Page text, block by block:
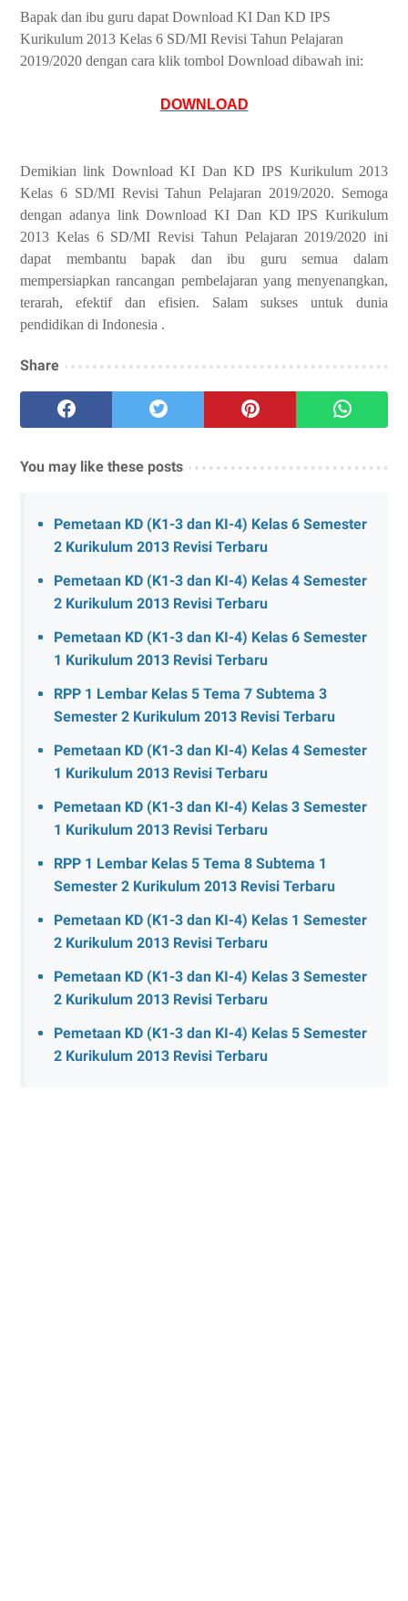
Bapak dan ibu guru dapat Download KI Dan KD IPS
Kurikulum 2013 Kelas 6 SD/MI Revisi Tahun Pelajaran
2019/2020 dengan cara klik tombol Download dibawah ini:
DOWNLOAD
Demikian link Download KI Dan KD IPS Kurikulum 2013
Kelas 6 SD/MI Revisi Tahun Pelajaran 2019/2020. Semoga
dengan adanya link Download KI Dan KD IPS Kurikulum
2013 Kelas 6 SD/MI Revisi Tahun Pelajaran 2019/2020 ini
dapat membantu bapak dan ibu guru semua dalam
mempersiapkan rancangan pembelajaran yang menyenangkan,
terarah, efektif dan efisien. Salam sukses untuk dunia
pendidikan di Indonesia .
Share
You may like these posts
Pemetaan KD (K1-3 dan KI-4) Kelas 6 Semester
2 Kurikulum 2013 Revisi Terbaru
Pemetaan KD (K1-3 dan KI-4) Kelas 4 Semester
2 Kurikulum 2013 Revisi Terbaru
Pemetaan KD (K1-3 dan KI-4) Kelas 6 Semester
1 Kurikulum 2013 Revisi Terbaru
RPP 1 Lembar Kelas 5 Tema 7 Subtema 3
Semester 2 Kurikulum 2013 Revisi Terbaru
Pemetaan KD (K1-3 dan KI-4) Kelas 4 Semester
1 Kurikulum 2013 Revisi Terbaru
Pemetaan KD (K1-3 dan KI-4) Kelas 3 Semester
1 Kurikulum 2013 Revisi Terbaru
RPP 1 Lembar Kelas 5 Tema 8 Subtema 1
Semester 2 Kurikulum 2013 Revisi Terbaru
Pemetaan KD (K1-3 dan KI-4) Kelas 1 Semester
2 Kurikulum 2013 Revisi Terbaru
Pemetaan KD (K1-3 dan KI-4) Kelas 3 Semester
2 Kurikulum 2013 Revisi Terbaru
Pemetaan KD (K1-3 dan KI-4) Kelas 5 Semester
2 Kurikulum 2013 Revisi Terbaru